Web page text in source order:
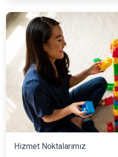
Hizmet Noktalarımız